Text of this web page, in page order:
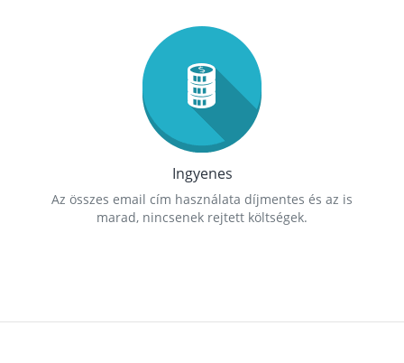
Ingyenes
Az összes email cím használata díjmentes és az is
marad, nincsenek rejtett költségek.